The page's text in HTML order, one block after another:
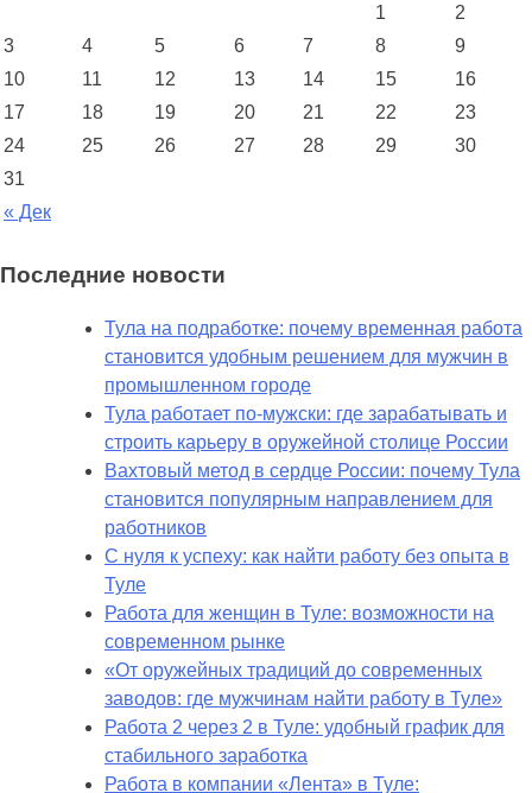
« Дек
1
2
3
4 5 6 7 8
9
10
11 12 13 14 15
16
17
18 19 20 21 22
23
24
25 26 27 28 29
30
31
Последние новости
Тула на подработке: почему временная работа
становится удобным решением для мужчин в
промышленном городе
Тула работает по-мужски: где зарабатывать и
строить карьеру в оружейной столице России
Вахтовый метод в сердце России: почему Тула
становится популярным направлением для
работников
С нуля к успеху: как найти работу без опыта в
Туле
Работа для женщин в Туле: возможности на
современном рынке
«От оружейных традиций до современных
заводов: где мужчинам найти работу в Туле»
Работа 2 через 2 в Туле: удобный график для
стабильного заработка
Работа в компании «Лента» в Туле: